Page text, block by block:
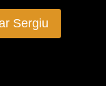
Sergiu